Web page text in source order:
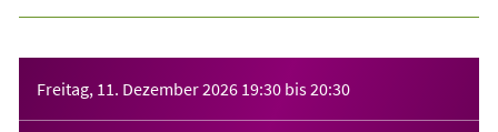
Freitag, 11. Dezember 2026 19:30 bis20:30